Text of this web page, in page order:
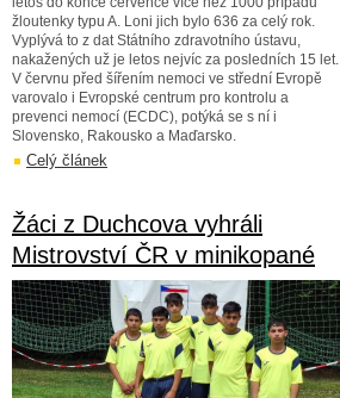
žloutenky typu A. Loni jich bylo 636 za celý rok.
Vyplývá to z dat Státního zdravotního ústavu,
nakažených už je letos nejvíc za posledních 15 let.
V červnu před šířením nemoci ve střední Evropě
varovalo i Evropské centrum pro kontrolu a
prevenci nemocí (ECDC), potýká se s ní i
Slovensko, Rakousko a Maďarsko.
Celý článek
Žáci z Duchcova vyhráli
Mistrovství ČR v minikopané